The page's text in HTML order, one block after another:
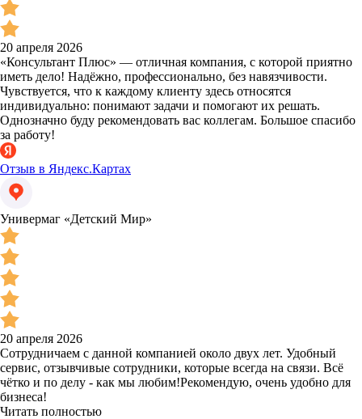
20 апреля 2026
«Консультант Плюс» — отличная компания, с которой приятно
иметь дело! Надёжно, профессионально, без навязчивости.
Чувствуется, что к каждому клиенту здесь относятся
индивидуально: понимают задачи и помогают их решать.
Однозначно буду рекомендовать вас коллегам. Большое спасибо
за работу!
Отзыв в Яндекс.Картах
Универмаг «Детский Мир»
20 апреля 2026
Сотрудничаем с данной компанией около двух лет. Удобный
сервис, отзывчивые сотрудники, которые всегда на связи. Всё
чётко и по делу - как мы любим!Рекомендую, очень удобно для
бизнеса!
Читать полностью